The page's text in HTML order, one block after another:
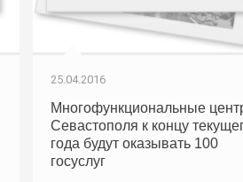
25.04.2016
Многофункциональные
Севастополя к концу
года будут оказывать 100
госуслуг